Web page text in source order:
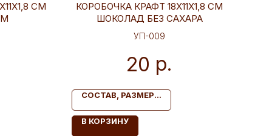
СМ
КОРОБОЧКА КРАФТ 18Х11Х1,8 СМ
ШОКОЛАД БЕЗ САХАРА
УП-009
20 р.
СОСТАВ, РАЗМЕР...
В КОРЗИНУ